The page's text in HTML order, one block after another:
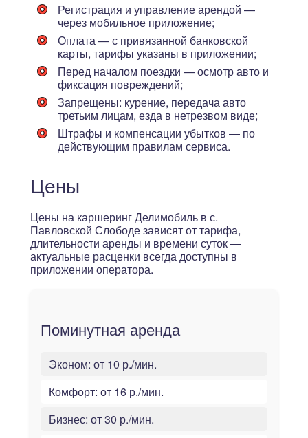
Регистрация и управление арендой —
через мобильное приложение;
Оплата — с привязанной банковской
карты, тарифы указаны в приложении;
Перед началом поездки — осмотр авто и
фиксация повреждений;
Запрещены: курение, передача авто
третьим лицам, езда в нетрезвом виде;
Штрафы и компенсации убытков — по
действующим правилам сервиса.
Цены
Цены на каршеринг Делимобиль в с.
Павловской Слободе зависят от тарифа,
длительности аренды и времени суток —
актуальные расценки всегда доступны в
приложении оператора.
Поминутная аренда
Эконом: от 10 р./мин.
Комфорт: от 16 р./мин.
Бизнес: от 30 р./мин.